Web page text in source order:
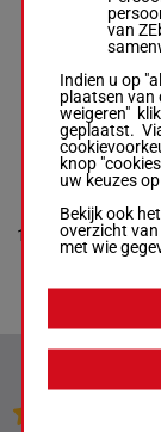
Eric Westerveld
R/8 - 2000m
6a 5a 6a 8a 2a
1a 4a 1a 2a
(23) 3a 4a 3a
10
WIM
HAZELAAR
Schub M.
R/6 - 2000m-
1'14"5
2a (22) Da 4a
Jouw
van
Indien u op
plaatsen van
weigeren"
geplaatst.
knop
uw keuzes
Bekijk ook het
overzicht van
met wie